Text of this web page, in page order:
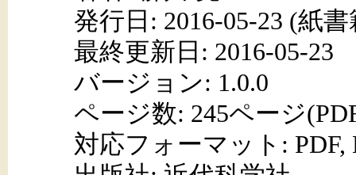
発行日: 2016-05-23 (紙書
最終更新日: 2016-05-23
バージョン: 1.0.0
ページ数: 245ページ
対応フォーマット: PDF,